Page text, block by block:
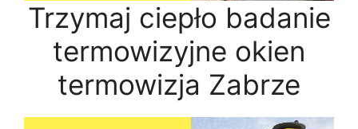
Trzymaj ciepło badanie
termowizyjne okien
termowizja Zabrze